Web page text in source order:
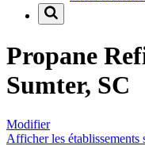
Propane
Sumter, SC
Modifier
Afficher les établissements